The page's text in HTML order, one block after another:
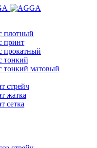
плотный
принт
прокатный
тонкий
тонкий матовый
стрейч
жатка
сетка